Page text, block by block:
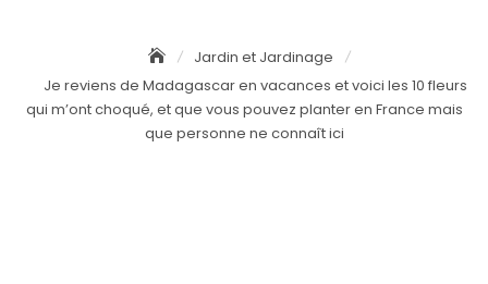
Jardin et Jardinage
Je reviens de Madagascar en vacances et voici les 10 fleurs
qui m’ont choqué, et que vous pouvez planter en France mais
que personne ne connaît ici